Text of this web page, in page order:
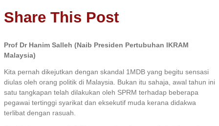
Share This Post
Prof Dr Hanim Salleh (Naib Presiden Pertubuhan IKRAM
Malaysia)
Kita pernah dikejutkan dengan skandal 1MDB yang begitu sensasi
diulas oleh orang politik di Malaysia. Bukan itu sahaja, awal tahun ini
satu tangkapan telah dilakukan oleh SPRM terhadap beberapa
pegawai tertinggi syarikat dan eksekutif muda kerana didakwa
terlibat dengan rasuah.